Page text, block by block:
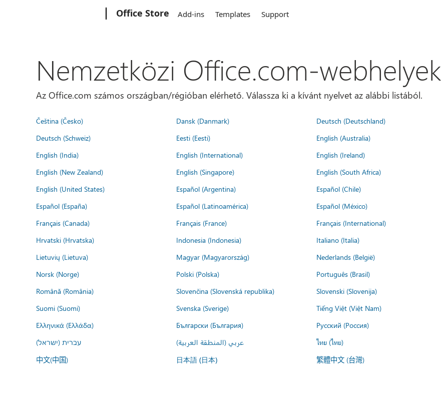
Office Store Add-ins Templates Support
Nemzetközi Office.com-webhelyek
Az Office.com számos országban/régióban elérhető. Válassza ki a kívánt nyelvet az alábbi listából.
Čeština (Česko) Dansk (Danmark) Deutsch (Deutschland)
Deutsch (Schweiz)
Eesti (Eesti) English (Australia)
English (India)
English (International) English (Ireland)
English (New Zealand)
English (Singapore) English (South Africa)
English (United States)
Español (Argentina) Español (Chile)
Español (España)
Español (Latinoamérica) Español (México)
Français (Canada)
Français (France) Français (International)
Hrvatski (Hrvatska)
Indonesia (Indonesia) Italiano (Italia)
Lietuvių (Lietuva)
Magyar (Magyarország) Nederlands (België)
Norsk (Norge)
Polski (Polska) Português (Brasil)
Română (România)
Slovenčina (Slovenská republika) Slovenski (Slovenija)
Suomi (Suomi)
Svenska (Sverige) Tiếng Việt (Việt Nam)
Ελληνικά (Ελλάδα)
Български (България) Русский (Россия)
עברית (ישראל)
عربي (المنطقة العربية) ไทย (ไทย)
中文(中国) 日本語 (日本) 繁體中文 (台灣)